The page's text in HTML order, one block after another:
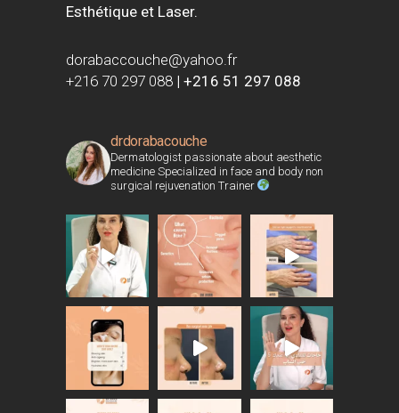
Esthétique et Laser.
dorabaccouche@yahoo.fr
+216 70 297 088 | +216 51 297 088
drdorabacouche
Dermatologist passionate about aesthetic
medicine Specialized in face and body non
surgical rejuvenation Trainer